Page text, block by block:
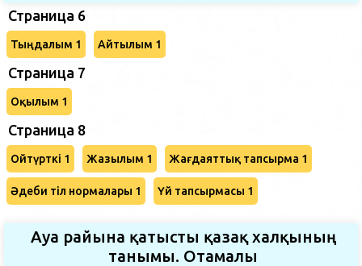
Страница 6
Тыңдалым 1 Айтылым 1
Страница 7
Оқылым 1
Страница 8
Ойтүрткі 1 Жазылым 1 Жағдаяттық тапсырма 1
Әдеби тіл нормалары 1 Үй тапсырмасы 1
Ауа райына қатысты қазақ халқының
танымы. Отамалы